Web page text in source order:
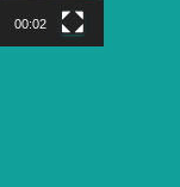
00:02